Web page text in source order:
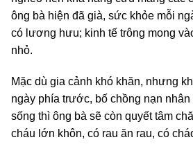
ông bà hiện đã già, sức khỏe mỗi
có lương hưu; kinh tế trông mong
nhỏ.
Mặc dù gia cảnh khó khăn, nhưng
ngày phía trước, bố chồng nạn
sống thì ông bà sẽ còn quyết tâm
cháu lớn khôn, có rau ăn rau, có